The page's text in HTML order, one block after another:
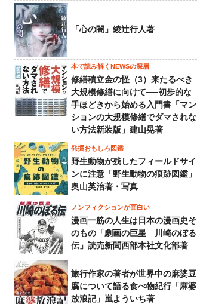
「心の闇」綾辻行人著
本で読み解くNEWSの深層
修繕積立金の怪（3）来たるべき
大規模修繕に向けて──初歩的な
手ほどきから始める入門書「マン
ションの大規模修繕でダマされな
い方法新装版」建山晃著
発掘おもしろ図鑑
野生動物が残したフィールドサイ
ンに注意「野生動物の痕跡図鑑」
奥山英治著・写真
ノンフィクションが面白い
漫画一筋の人生は日本の漫画史そ
のもの「劇画の巨星 川崎のぼる
伝」読売新聞西部本社文化部著
旅行作家の著者が世界中の麻婆豆
腐について語る食べ物紀行「麻婆
放浪記」嵐よういち著